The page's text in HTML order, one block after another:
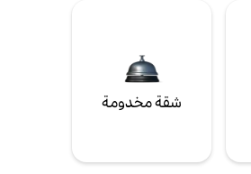
شقة مخدومة